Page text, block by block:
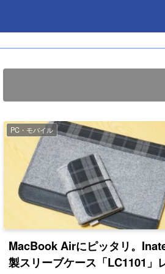
PC・モバイル
MacBook Airにピッタリ。
製スリーブケース「LC1101」